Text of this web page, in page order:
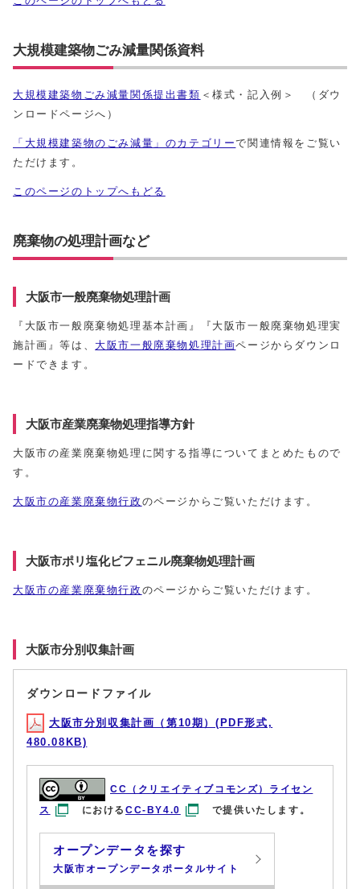
大規模建築物ごみ減量関係資料
大規模建築物ごみ減量関係提出書類 ＜様式・記入例＞ （ダウ
ンロードページへ）
「大規模建築物のごみ減量」のカテゴリーで関連情報をご覧い
ただけます。
このページのトップへもどる
廃棄物の処理計画など
大阪市一般廃棄物処理計画
『大阪市一般廃棄物処理基本計画』『大阪市一般廃棄物処理実
施計画』等は、 大阪市一般廃棄物処理計画ページからダウンロ
ードできます。
大阪市産業廃棄物処理指導方針
大阪市の産業廃棄物処理に関する指導についてまとめたもので
す。
大阪市の産業廃棄物行政 のページからご覧いただけます。
大阪市ポリ塩化ビフェニル廃棄物処理計画
大阪市の産業廃棄物行政 のページからご覧いただけます。
大阪市分別収集計画
ダウンロードファイル
大阪市分別収集計画（第10期）(PDF形式,
480.08KB)
CC（クリエイティブコモンズ）ライセン
ス
におけるCC-BY4.0 で提供いたします。
オープンデータを探す
大阪市オープンデータポータルサイト